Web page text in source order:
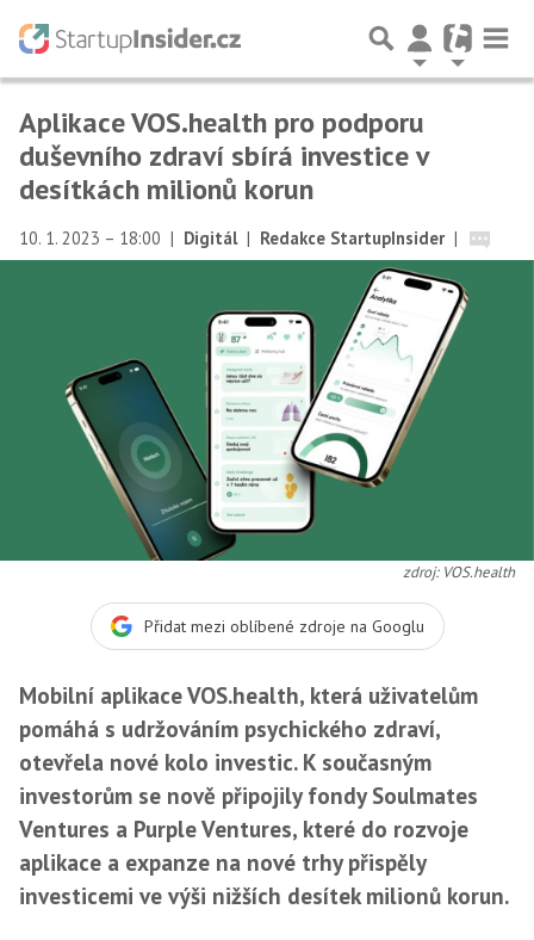
Aplikace VOS.health pro podporu
duševního zdraví sbírá investice v
desítkách milionů korun
10. 1. 2023 – 18:00 | Digitál | Redakce StartupInsider |
zdroj: VOS.health
Přidat mezi oblíbené zdroje na Googlu
Mobilní aplikaceVOS.health, která uživatelům
pomáhá s udržováním psychického zdraví,
otevřela nové kolo investic. K současným
investorům se nově připojily fondy Soulmates
Ventures a Purple Ventures, které do rozvoje
aplikace a expanze na nové trhy přispěly
investicemi ve výši nižších desítek milionů korun.